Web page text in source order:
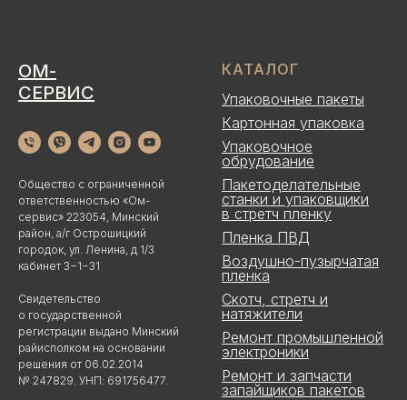
ОМ-
СЕРВИС
Общество с ограниченной
ответственностью «Ом-
сервис» 223054, Минский
район, а/г Острошицкий
городок, ул. Ленина, д 1/3
кабинет 3−1−31
Свидетельство
о государственной
регистрации выдано Минский
райисполком на основании
решения от 06.02.2014
№ 247829. УНП: 691756477.
КАТАЛОГ
Упаковочные пакеты
Картонная упаковка
Упаковочное
обрудование
Пакетоделательные
станки и упаковщики
в стретч пленку
Пленка ПВД
Воздушно-пузырчатая
пленка
Скотч, стретч и
натяжители
Ремонт промышленной
электроники
Ремонт и запчасти
запайщиков пакетов